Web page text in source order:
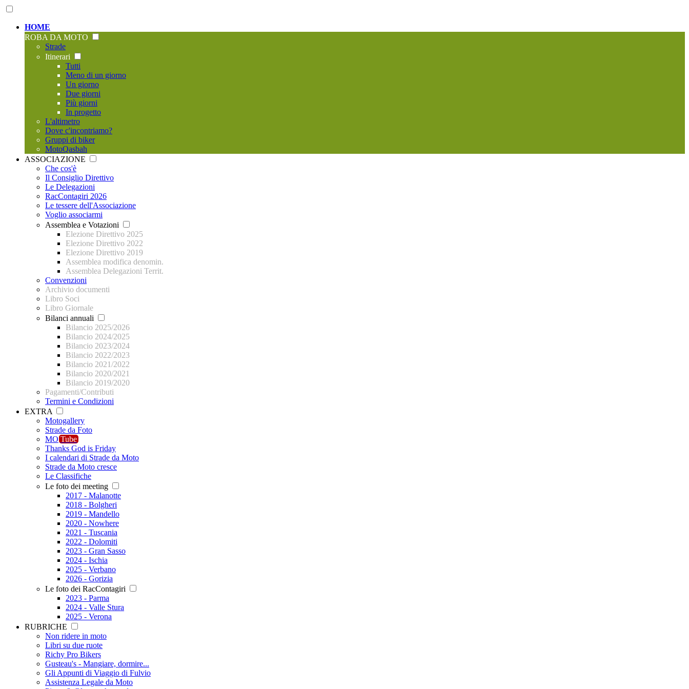
HOME
ROBA DA MOTO
Strade
Itinerari
Tutti
Meno di un giorno
Un giorno
Due giorni
Più giorni
In progetto
L'altimetro
Dove c'incontriamo?
Gruppi di biker
MotoQasbah
ASSOCIAZIONE
Che cos'è
Il Consiglio Direttivo
Le Delegazioni
RacContagiri 2026
Le tessere dell'Associazione
Voglio associarmi
Assemblea e Votazioni
Elezione Direttivo 2025
Elezione Direttivo 2022
Elezione Direttivo 2019
Assemblea modifica denomin.
Assemblea Delegazioni Territ.
Convenzioni
Archivio documenti
Libro Soci
Libro Giornale
Bilanci annuali
Bilancio 2025/2026
Bilancio 2024/2025
Bilancio 2023/2024
Bilancio 2022/2023
Bilancio 2021/2022
Bilancio 2020/2021
Bilancio 2019/2020
Pagamenti/Contributi
Termini e Condizioni
EXTRA
Motogallery
Strade da Foto
MO Tube
Thanks God is Friday
I calendari di Strade da Moto
Strade da Moto cresce
Le Classifiche
Le foto dei meeting
2017 - Malanotte
2018 - Bolgheri
2019 - Mandello
2020 - Nowhere
2021 - Tuscania
2022 - Dolomiti
2023 - Gran Sasso
2024 - Ischia
2025 - Verbano
2026 - Gorizia
Le foto dei RacContagiri
2023 - Parma
2024 - Valle Stura
2025 - Verona
RUBRICHE
Non ridere in moto
Libri su due ruote
Richy Pro Bikers
Gusteau's - Mangiare, dormire...
Gli Appunti di Viaggio di Fulvio
Assistenza Legale da Moto